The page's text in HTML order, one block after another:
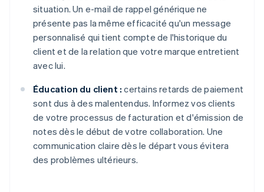
situation. Un e-mail de rappel générique ne
présente pas la même efficacité qu'un message
personnalisé qui tient compte de l'historique du
client et de la relation que votre marque entretient
avec lui.
Éducation du client : certains retards de paiement
sont dus à des malentendus. Informez vos clients
de votre processus de facturation et d'émission de
notes dès le début de votre collaboration. Une
communication claire dès le départ vous évitera
des problèmes ultérieurs.